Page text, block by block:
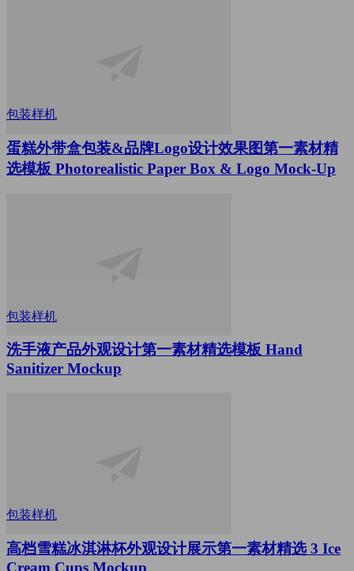
包装样机
蛋糕外带盒包装&品牌Logo设计效果图第一素材精
选模板 Photorealistic Paper Box & Logo Mock-Up
包装样机
洗手液产品外观设计第一素材精选模板 Hand
Sanitizer Mockup
包装样机
高档雪糕冰淇淋杯外观设计展示第一素材精选 3 Ice
Cream Cups Mockup